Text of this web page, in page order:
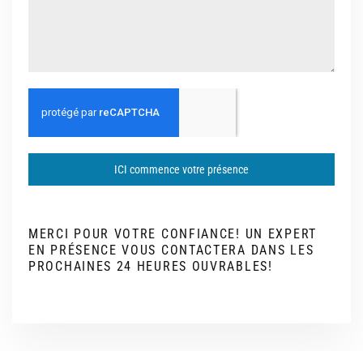
ICI commence votre présence
MERCI POUR VOTRE CONFIANCE! UN EXPERT
EN PRÉSENCE VOUS CONTACTERA DANS LES
PROCHAINES 24 HEURES OUVRABLES!